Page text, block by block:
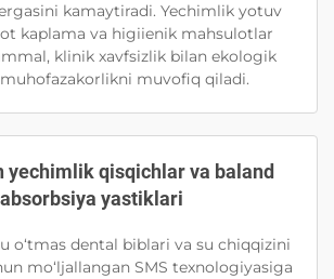
kamaytiradi. Yechimlik yotuv
kaplama va higiienik mahsulotlar
klinik xavfsizlik bilan ekologik
muvofiq qiladi.
yechimlik qisqichlar va baland
absorbsiya yastiklari
o‘tmas dental biblari va su chiqqizini
mo‘ljallangan SMS texnologiyasiga